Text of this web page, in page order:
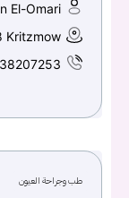
El-Omari
Kritzmow
طب وجراحة العيون